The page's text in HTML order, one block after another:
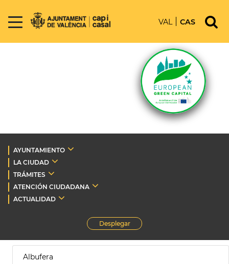
VAL CAS
AYUNTAMIENTO
LA CIUDAD
TRÁMITES
ATENCIÓN CIUDADANA
ACTUALIDAD
Desplegar
Albufera